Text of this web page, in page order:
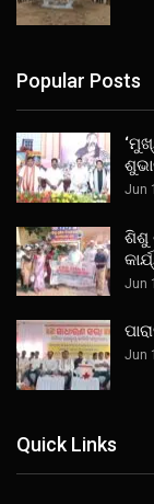
Popular Posts
Jun
ଶିଶୁ
Jun
Jun
Quick Links